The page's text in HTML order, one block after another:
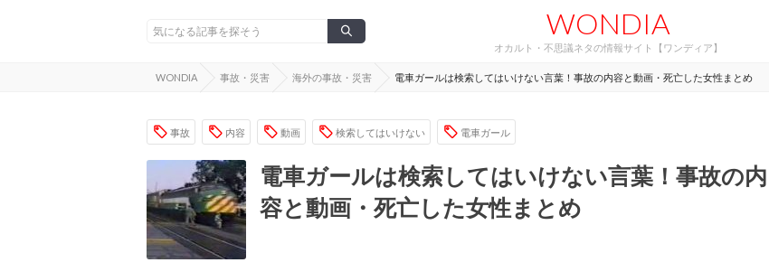
WONDIA
オカルト・不思議ネタの情報サイト【ワンディア】
WONDIA 事故・災害 海外の事故・災害 電車ガールは検索してはいけない言葉！事故の内容と動画・死亡した女性まとめ
事故 内容 動画 検索してはいけない 電車ガール
電車ガールは検索してはいけない言葉！事故の内
容と動画・死亡した女性まとめ